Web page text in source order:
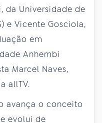
da Universidade de
e Vicente Gosciola,
em
Anhembi
Marcel Naves,
allTV.
avança o conceito
evolui de